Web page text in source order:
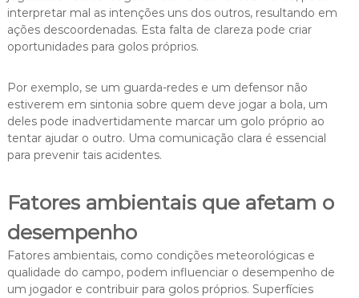
interpretar mal as intenções uns dos outros, resultando em
ações descoordenadas. Esta falta de clareza pode criar
oportunidades para golos próprios.
Por exemplo, se um guarda-redes e um defensor não
estiverem em sintonia sobre quem deve jogar a bola, um
deles pode inadvertidamente marcar um golo próprio ao
tentar ajudar o outro. Uma comunicação clara é essencial
para prevenir tais acidentes.
Fatores ambientais que afetam o
desempenho
Fatores ambientais, como condições meteorológicas e
qualidade do campo, podem influenciar o desempenho de
um jogador e contribuir para golos próprios. Superfícies